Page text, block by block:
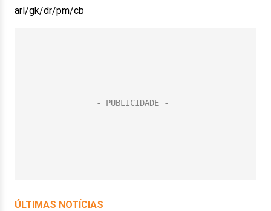
arl/gk/dr/pm/cb